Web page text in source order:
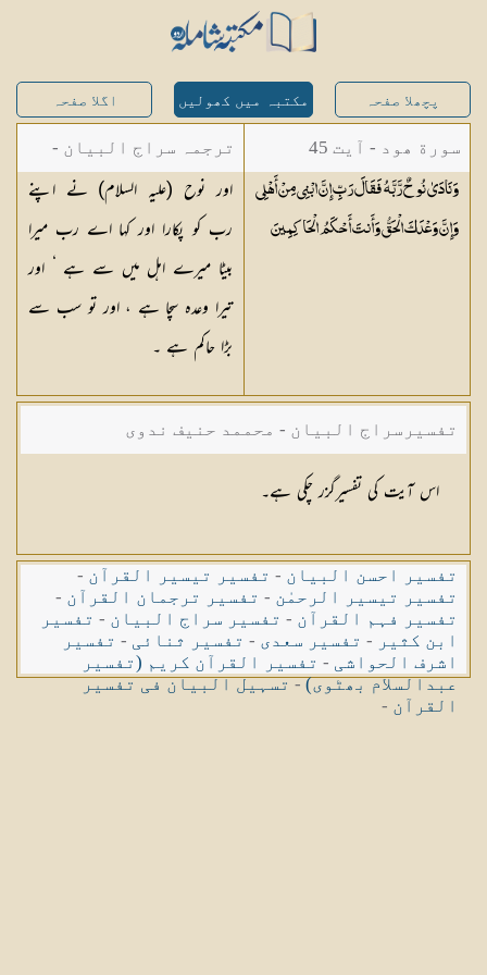
پچھلا صفحہ مکتبہ میں کھولیں اگلا صفحہ
سورة ھود - آیت 45
وَنَادَىٰ نُوحٌ رَّبَّهُ فَقَالَ رَبِّ إِنَّ ابْنِي مِنْ أَهْلِي
وَإِنَّ وَعْدَكَ الْحَقُّ وَأَنتَ أَحْكَمُالْحَاكِمِينَ
ترجمہ سراج البیان -
مستفاد از ترجمتین
شاہ عبدالقادر دھلوی/
شاہ رفیع الدین دھلوی
اور نوح (علیہ السلام) نے اپنے
رب کو پکارا اور کہا اے رب میرا
بیٹا میرے اہل میں سے ہے ‘ اور
تیرا وعدہ سچا ہے ، اور تو سب سے
بڑا حاکم ہے ۔
تفسیرسراج البیان - محممد حنیف ندوی
اس آیت کی تفسیرگزر چکی ہے۔
تفسیر احسن البیان - تفسیر تیسیر القرآن -
تفسیر تیسیر الرحمٰن - تفسیر ترجمان القرآن -
تفسیر فہم القرآن - تفسیر سراج البیان - تفسیر
ابن کثیر - تفسیر سعدی - تفسیر ثنائی - تفسیر
اشرف الحواشی - تفسیر القرآن کریم (تفسیر
عبدالسلام بھٹوی)-تسہیل البیان فی تفسیر
القرآن -